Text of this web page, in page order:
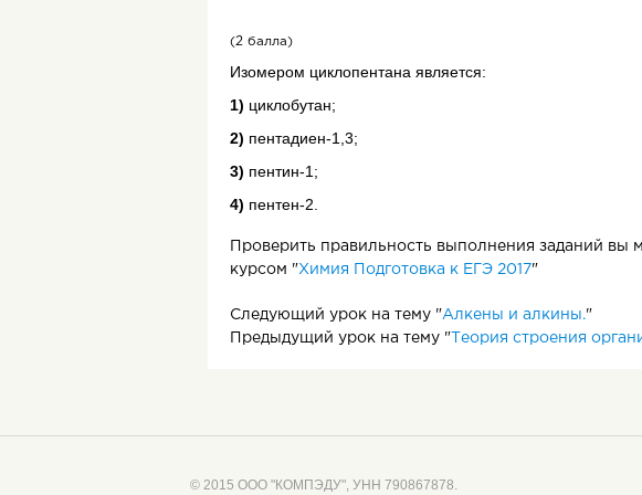
В молекуле следующего гомолога – этана С
пространственную конструкцию:
Для молекул алканов, содержащих свыше 2-х
(2 балла)
Изомером циклопентана является:
1) циклобутан;
2) пентадиен-1,3;
3) пентин-1;
4) пентен-2.
Проверить правильность выполнения заданий
курсом "Химия Подготовка к ЕГЭ 2017"
Следующий урок на тему "Алкены и алкины."
Предыдущий урок на тему " Теория строения
© 2015 ООО "КОМПЭДУ", УНН 790867878.